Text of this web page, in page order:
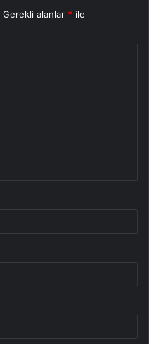
Gerekli alanlar * ile